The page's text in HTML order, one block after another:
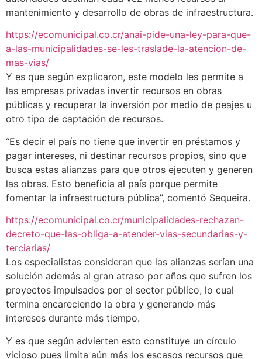
mantenimiento y desarrollo de obras de infraestructura.
https://ecomunicipal.co.cr/anai-pide-una-ley-para-que-
a-las-municipalidades-se-les-traslade-la-atencion-de-
mas-vias/
Y es que según explicaron, este modelo les permite a
las empresas privadas invertir recursos en obras
públicas y recuperar la inversión por medio de peajes u
otro tipo de captación de recursos.
“Es decir el país no tiene que invertir en préstamos y
pagar intereses, ni destinar recursos propios, sino que
busca estas alianzas para que otros ejecuten y generen
las obras. Esto beneficia al país porque permite
fomentar la infraestructura pública”, comentó Sequeira.
https://ecomunicipal.co.cr/municipalidades-rechazan-
decreto-que-las-obliga-a-atender-vias-secundarias-y-
terciarias/
Los especialistas consideran que las alianzas serían una
solución además al gran atraso por años que sufren los
proyectos impulsados por el sector público, lo cual
termina encareciendo la obra y generando más
intereses durante más tiempo.
Y es que según advierten esto constituye un círculo
vicioso pues limita aún más los escasos recursos que